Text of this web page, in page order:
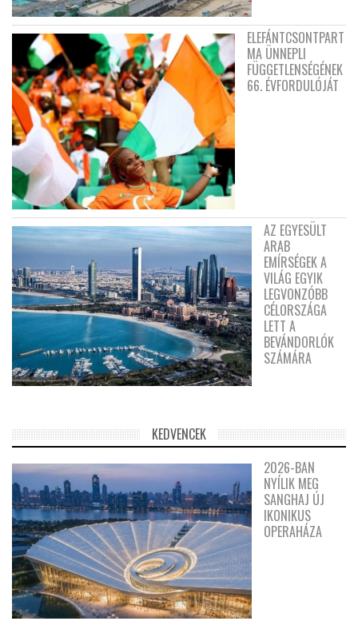
ELEFÁNTCSONTPART
MA ÜNNEPLI
FÜGGETLENSÉGÉNEK
66. ÉVFORDULÓJÁT
AZ EGYESÜLT
ARAB
EMÍRSÉGEK A
VILÁG EGYIK
LEGVONZÓBB
CÉLORSZÁGA
LETT A
BEVÁNDORLÓK
SZÁMÁRA
KEDVENCEK
2026-BAN
NYÍLIK MEG
SANGHAJ ÚJ
IKONIKUS
OPERAHÁZA